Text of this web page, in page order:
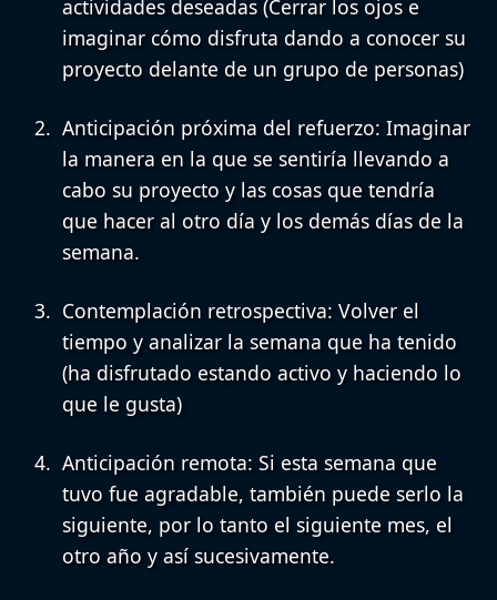
actividades deseadas (Cerrar los ojos e
imaginar cómo disfruta dando a conocer su
proyecto delante de un grupo de personas)
Anticipación próxima del refuerzo: Imaginar
la manera en la que se sentiría llevando a
cabo su proyecto y las cosas que tendría
que hacer al otro día y los demás días de la
semana.
Contemplación retrospectiva: Volver el
tiempo y analizar la semana que ha tenido
(ha disfrutado estando activo y haciendo lo
que le gusta)
Anticipación remota: Si esta semana que
tuvo fue agradable, también puede serlo la
siguiente, por lo tanto el siguiente mes, el
otro año y así sucesivamente.